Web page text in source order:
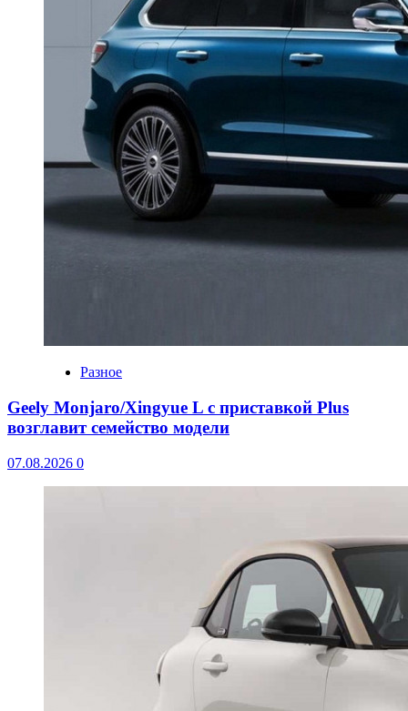
Разное
Geely Monjaro/Xingyue L с приставкой Plus
возглавит семейство модели
07.08.2026 0